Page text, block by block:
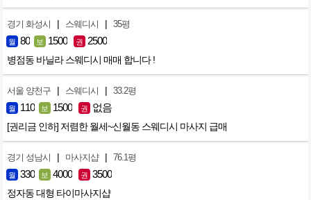
경기 화성시 | 스웨디시 | 35평
월 80 보 1500 권 2500
병점동 바닐라 스웨디시 매매 합니다 !
서울 양천구 | 스웨디시 | 33.2평
월 110 보 1500 권 없음
[권리금 인하] 저렴한 월세~신월동 스웨디시 마사지 급매
경기 성남시 | 마사지샵 | 76.1평
월 330 보 4000 권 3500
정자동 대형 타이마사지샵